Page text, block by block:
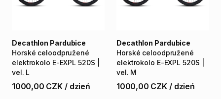
Horské celoodpružené
elektrokolo E-EXPL 520S
vel. L
Decathlon Pardubice
1000,00 CZK / dzień
Horské celoodpružené
elektrokolo E-EXPL 520S
vel. M
Decathlon Pardubice
1000,00 CZK / dzień